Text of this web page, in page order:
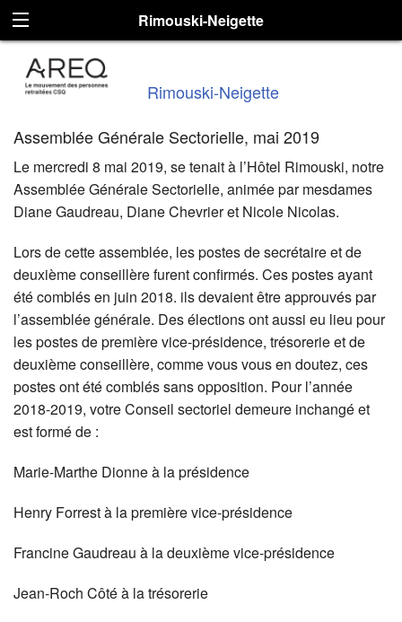
Rimouski-Neigette
Rimouski-Neigette
Assemblée Générale Sectorielle, mai 2019
Le mercredi 8 mai 2019, se tenait à l’Hôtel Rimouski, notre
Assemblée Générale Sectorielle, animée par mesdames
Diane Gaudreau, Diane Chevrier et Nicole Nicolas.
Lors de cette assemblée, les postes de secrétaire et de
deuxième conseillère furent confirmés. Ces postes ayant
été comblés en juin 2018. ils devaient être approuvés par
l’assemblée générale. Des élections ont aussi eu lieu pour
les postes de première vice-présidence, trésorerie et de
deuxième conseillère, comme vous vous en doutez, ces
postes ont été comblés sans opposition. Pour l’année
2018-2019, votre Conseil sectoriel demeure inchangé et
est formé de :
Marie-Marthe Dionne à la présidence
Henry Forrest à la première vice-présidence
Francine Gaudreau à la deuxième vice-présidence
Jean-Roch Côté à la trésorerie